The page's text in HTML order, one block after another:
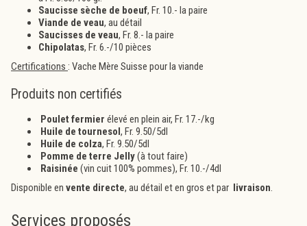
Saucisse sèche de boeuf, Fr. 10.- la paire
Viande de veau, au détail
Saucisses de veau, Fr. 8.- la paire
Chipolatas, Fr. 6.-/10 pièces
Certifications : Vache Mère Suisse pour la viande
Produits non certifiés
Poulet fermier élevé en plein air, Fr. 17.-/kg
Huile de tournesol , Fr. 9.50/5dl
Huile de colza, Fr. 9.50/5dl
Pomme de terre Jelly(à tout faire)
Raisinée (vin cuit 100% pommes), Fr. 10.-/4dl
Disponible en vente directe, au détail et en gros et par livraison.
Services proposés